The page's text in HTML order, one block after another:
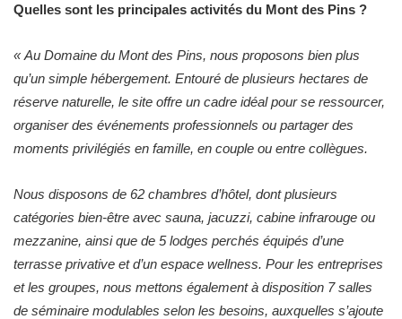
Quelles sont les principales activités du Mont des Pins ?
« Au Domaine du Mont des Pins, nous proposons bien plus
qu’un simple hébergement. Entouré de plusieurs hectares de
réserve naturelle, le site offre un cadre idéal pour se ressourcer,
organiser des événements professionnels ou partager des
moments privilégiés en famille, en couple ou entre collègues.
Nous disposons de 62 chambres d’hôtel, dont plusieurs
catégories bien-être avec sauna, jacuzzi, cabine infrarouge ou
mezzanine, ainsi que de 5 lodges perchés équipés d’une
terrasse privative et d’un espace wellness. Pour les entreprises
et les groupes, nous mettons également à disposition 7 salles
de séminaire modulables selon les besoins, auxquelles s’ajoute